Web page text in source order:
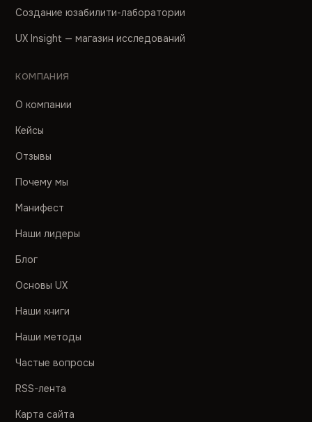
Создание юзабилити-лаборатории
UX Insight — магазин исследований
КОМПАНИЯ
О компании
Кейсы
Отзывы
Почему мы
Манифест
Наши лидеры
Блог
Основы UX
Наши книги
Наши методы
Частые вопросы
RSS-лента
Карта сайта